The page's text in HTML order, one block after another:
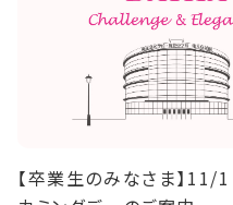
【卒業生のみなさま】11/1